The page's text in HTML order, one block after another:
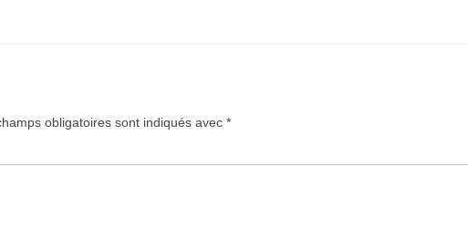
obligatoires sont indiqués avec *